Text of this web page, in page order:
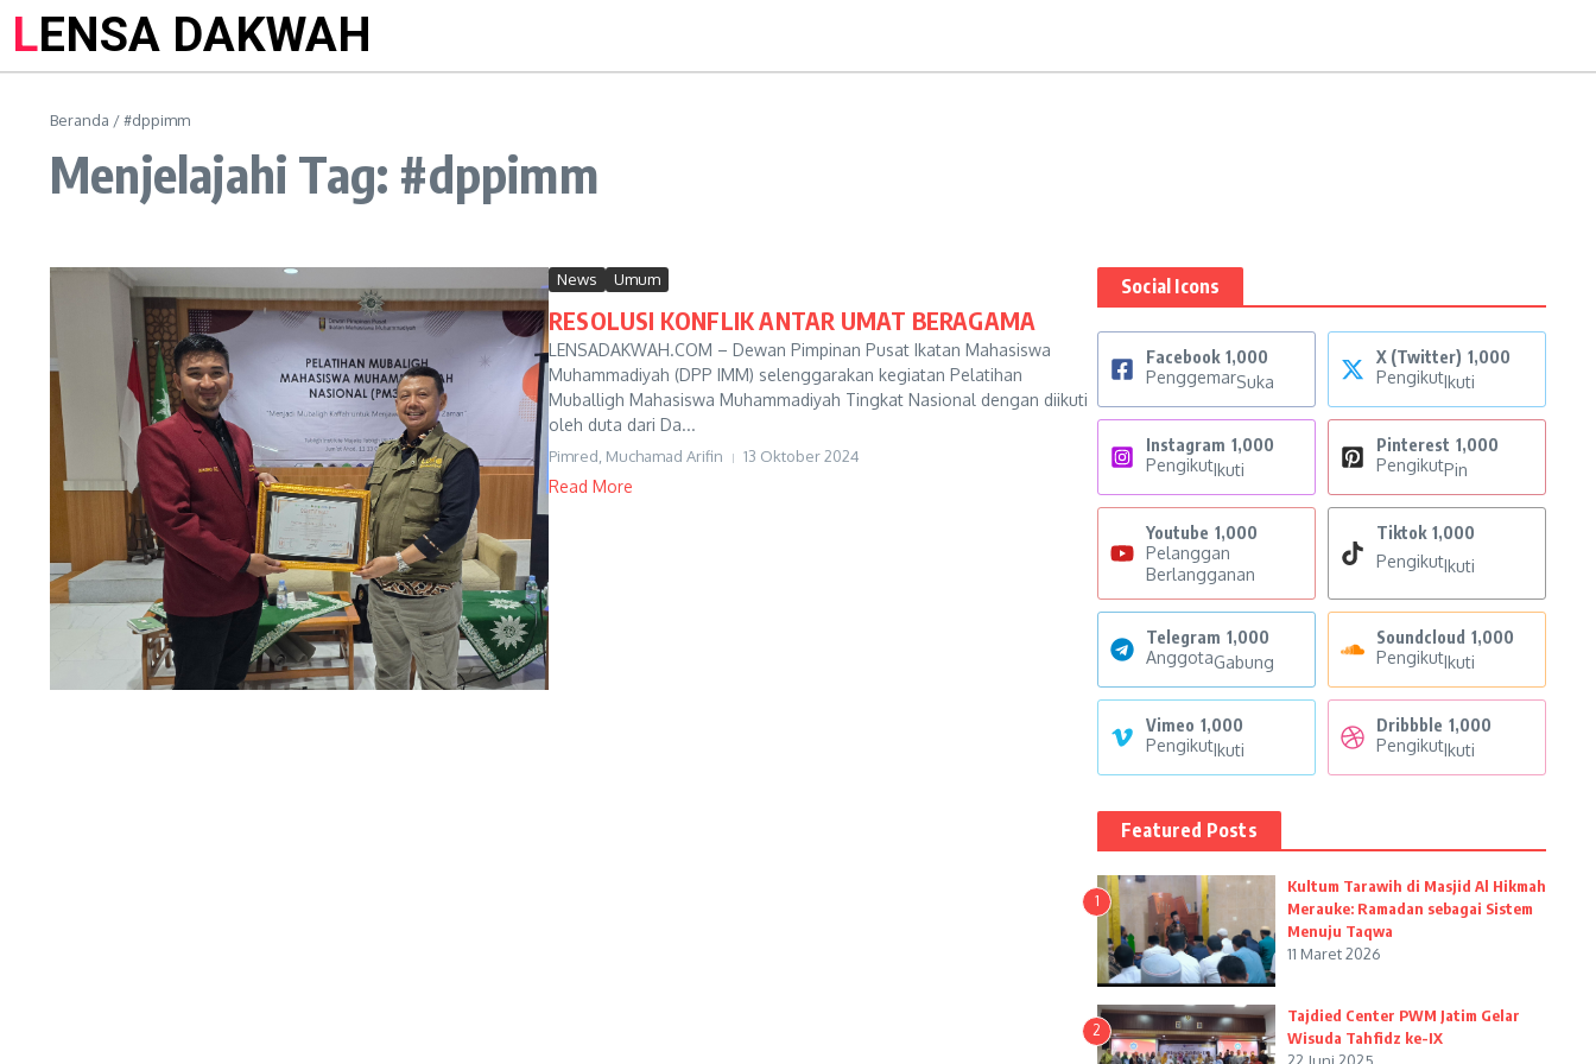
LENSA DAKWAH
Beranda /#dppimm
Menjelajahi Tag: #dppimm
News Umum
RESOLUSI KONFLIK ANTAR UMAT BERAGAMA
LENSADAKWAH.COM – Dewan Pimpinan Pusat Ikatan Mahasiswa
Muhammadiyah (DPP IMM) selenggarakan kegiatan Pelatihan
Muballigh Mahasiswa Muhammadiyah Tingkat Nasional dengan diikuti
oleh duta dari Da...
Pimred, Muchamad Arifin 13 Oktober 2024
Read More
Social Icons
Facebook 1,000
PenggemarSuka
X (Twitter) 1,000
PengikutIkuti
Instagram 1,000
PengikutIkuti
Pinterest 1,000
PengikutPin
Youtube 1,000
Pelanggan
Berlangganan
Tiktok 1,000
PengikutIkuti
Telegram 1,000
AnggotaGabung
Soundcloud 1,000
PengikutIkuti
Vimeo 1,000
PengikutIkuti
Dribbble 1,000
PengikutIkuti
Featured Posts
1
Kultum Tarawih di Masjid Al Hikmah
Merauke: Ramadan sebagai Sistem
Menuju Taqwa
11 Maret 2026
2
Tajdied Center PWM Jatim Gelar
Wisuda Tahfidz ke-IX